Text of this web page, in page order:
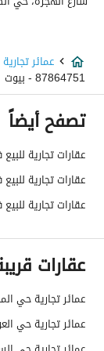
عرض الشارع
رقم المخطط
رقم صك الملكية
واجهة العقار
حدود واطوال
الضمانات والمدة
قنوات الاعلان
هل يوجد اي
العقار ؟
عمائر
87864751 - بيوت
تصفح أيضاً
عقارات تجارية
عقارات تجارية
عقارات تجارية
عقارات
عمائر تجارية حي
عمائر تجارية حي